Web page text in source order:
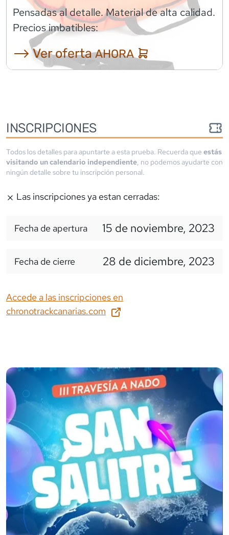
Pensadas al detalle. Material de alta calidad.
Precios imbatibles:
⟶ Ver ofertaAHORA
INSCRIPCIONES
Todos los detalles para apuntarte a esta prueba. Recuerda que estás
visitando un calendario independiente, no podemos ayudarte con
ningún detalle sobre tu inscripción personal.
Las inscripciones ya estan cerradas:
Fecha de apertura 15 de noviembre, 2023
Fecha de cierre 28 de diciembre, 2023
Accede a las inscripciones en
chronotrackcanarias.com